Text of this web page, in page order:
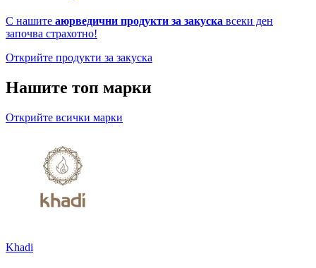
С нашите аюрведични продукти за закуска всеки ден
започва страхотно!
Открийте продукти за закуска
Нашите топ марки
Открийте всички марки
Khadi